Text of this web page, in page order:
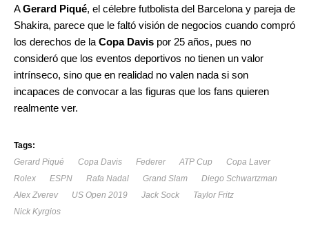
AGerard Piqué, el célebre futbolista del Barcelona y pareja de
Shakira, parece que le faltó visión de negocios cuando compró
los derechos de laCopa Davis por 25 años, pues no
consideró que los eventos deportivos no tienen un valor
intrínseco, sino que en realidad no valen nada si son
incapaces de convocar a las figuras que los fans quieren
realmente ver.
Tags:
Gerard Piqué
Copa Davis Federer ATP Cup
Copa Laver
Rolex
ESPN Rafa Nadal Grand Slam
Diego Schwartzman
Alex Zverev
US Open 2019 Jack Sock
Taylor Fritz
Nick Kyrgios